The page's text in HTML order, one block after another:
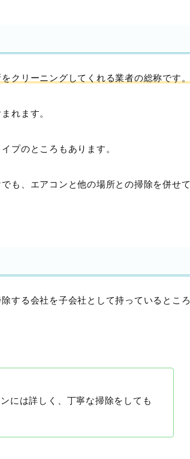
クリーニングしてくれる業者の総称です。
れます。
プのところもあります。
も、エアコンと他の場所との掃除を併せて
する会社を子会社として持っているところ
には詳しく、丁寧な掃除をしても